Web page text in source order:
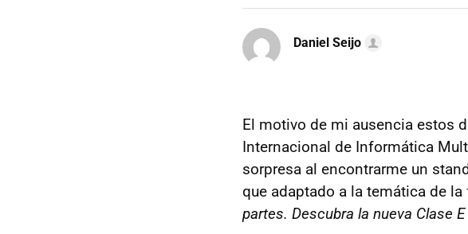
Daniel Seijo
El motivo de mi ausencia estos
Internacional de Informática
sorpresa al encontrarme un
que adaptado a la temática de
partes. Descubra la nueva Clase